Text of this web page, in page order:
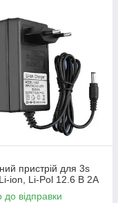
пристрій для 3s
ion, Li-Pol 12.6 В 2A
до відправки